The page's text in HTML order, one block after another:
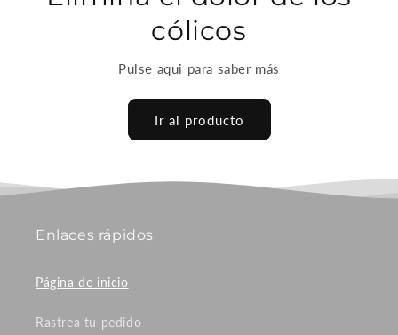
cólicos
Pulse aqui para saber más
Ir al producto
Enlaces rápidos
Página de inicio
Rastrea tu pedido